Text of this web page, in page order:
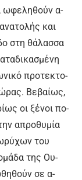
ω­φε­λη­θούν α­
και
στη θά­λασ­σα
προ­τε­κτο­
Βε­βαί­ως,
οι ξέ­νοι πο­
α­προ­θυ­μί­α
του
της Ου­
σε α­